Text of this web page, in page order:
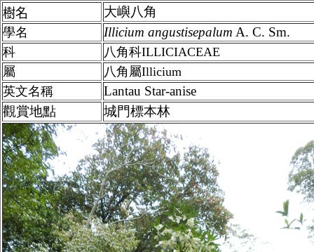
樹名 大嶼八角
學名 Illicium angustisepalum A. C. Sm.
科
八角科ILLICIACEAE
屬
八角 屬Illicium
英文名稱
Lantau Star-anise
觀賞地點
城門標本林